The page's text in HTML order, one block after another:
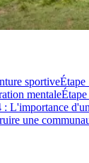
sportiveÉtape
mentale
: L'importance
une